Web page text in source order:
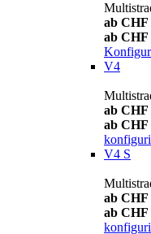
ab CHF
ab
V4
ab CHF
ab
V4 S
ab CHF
ab